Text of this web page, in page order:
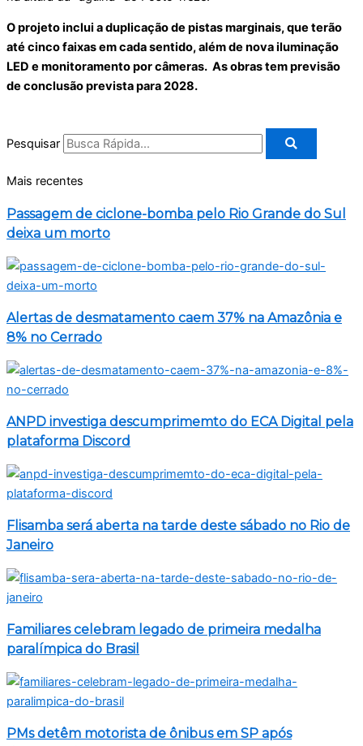
O projeto inclui a duplicação de pistas marginais, que terão
até cinco faixas em cada sentido, além de nova iluminação
LED e monitoramento por câmeras. As obras tem previsão
de conclusão prevista para 2028.
Pesquisar
Mais recentes
Passagem de ciclone-bomba pelo Rio Grande do Sul
deixa um morto
Alertas de desmatamento caem 37% na Amazônia e
8% no Cerrado
ANPD investiga descumprimemto do ECA Digital pela
plataforma Discord
Flisamba será aberta na tarde deste sábado no Rio de
Janeiro
Familiares celebram legado de primeira medalha
paralímpica do Brasil
PMs detêm motorista de ônibus em SP após